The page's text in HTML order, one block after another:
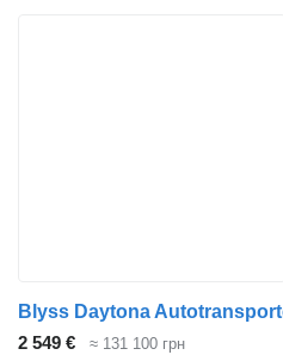
2 549 € ≈ 131 100 грн